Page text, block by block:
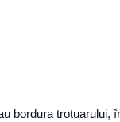
bordura trotuarului,